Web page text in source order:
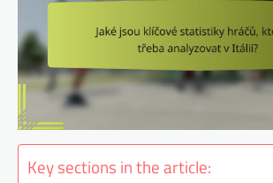
Key sections in the article: